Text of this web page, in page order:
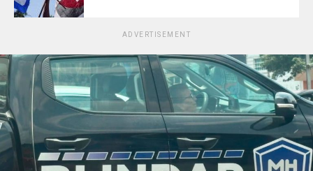
ADVERTISEMENT